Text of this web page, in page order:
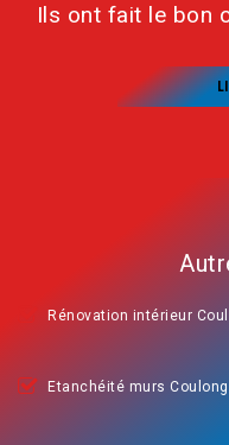
Ils ont fait le bon
Rénovation intérieur
Etanchéité murs